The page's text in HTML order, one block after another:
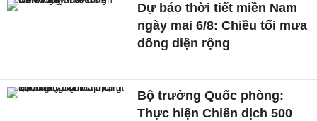
Dự báo thời tiết miền Nam
ngày mai 6/8: Chiều tối mưa
dông diện rộng
Bộ trưởng Quốc phòng:
Thực hiện Chiến dịch 500